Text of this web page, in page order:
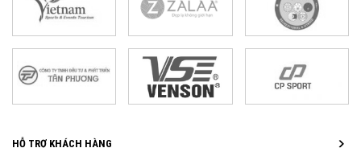
HỖ TRỢ KHÁCH HÀNG